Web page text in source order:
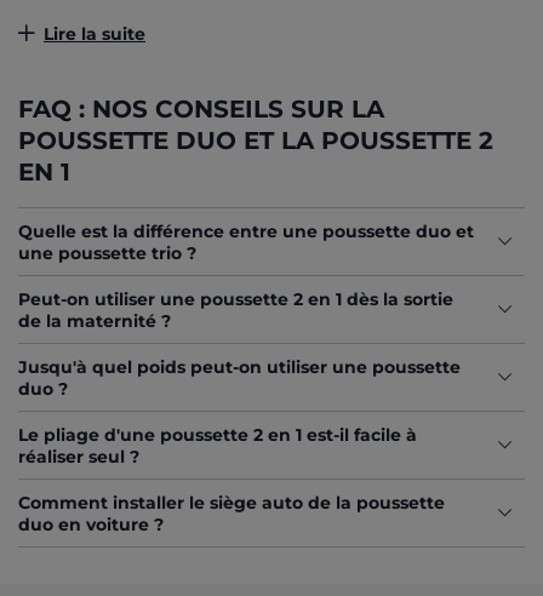
pensés pour durer et accompagner vos sorties familiales
LE CONFORT D'UNE ASSISE
INCLINABLE SUR VOTRE POUSSETTE 2
Le repos de votre enfant est essentiel pour son bien-être.
C'est pourquoi chaque
d'une assise molletonnée et protectrice. Sur unepoussette
duo, l'assise peut s'incliner totalement pour offrir une
position allongée, idéale pour les siestes en plein air. Vous
pouvez également choisir d'orienter votre enfant face à
vous pour maintenir un contact rassurant les premiers
mois, ou face au monde pour stimuler sa curiosité lorsqu'il
grandit. Ce confort est renforcé par des suspensions douces
qui absorbent les irrégularités du chemin.
SÉCURITÉ MAXIMALE : LE SIÈGE AUTO
INCLUS DANS VOTRE POUSSETTE DUO
Lire la suite
FAQ : NOS CONSEILS SUR LA
POUSSETTE DUO ET LA POUSSETTE 2
EN 1
Quelle est la différence entre une poussette duo et
une poussette trio ?
Peut-on utiliser une poussette 2 en 1 dès la sortie
de la maternité ?
Jusqu'à quel poids peut-on utiliser une poussette
duo ?
Le pliage d'une poussette 2 en 1 est-il facile à
réaliser seul ?
Comment installer le siège auto de la poussette
duo en voiture ?